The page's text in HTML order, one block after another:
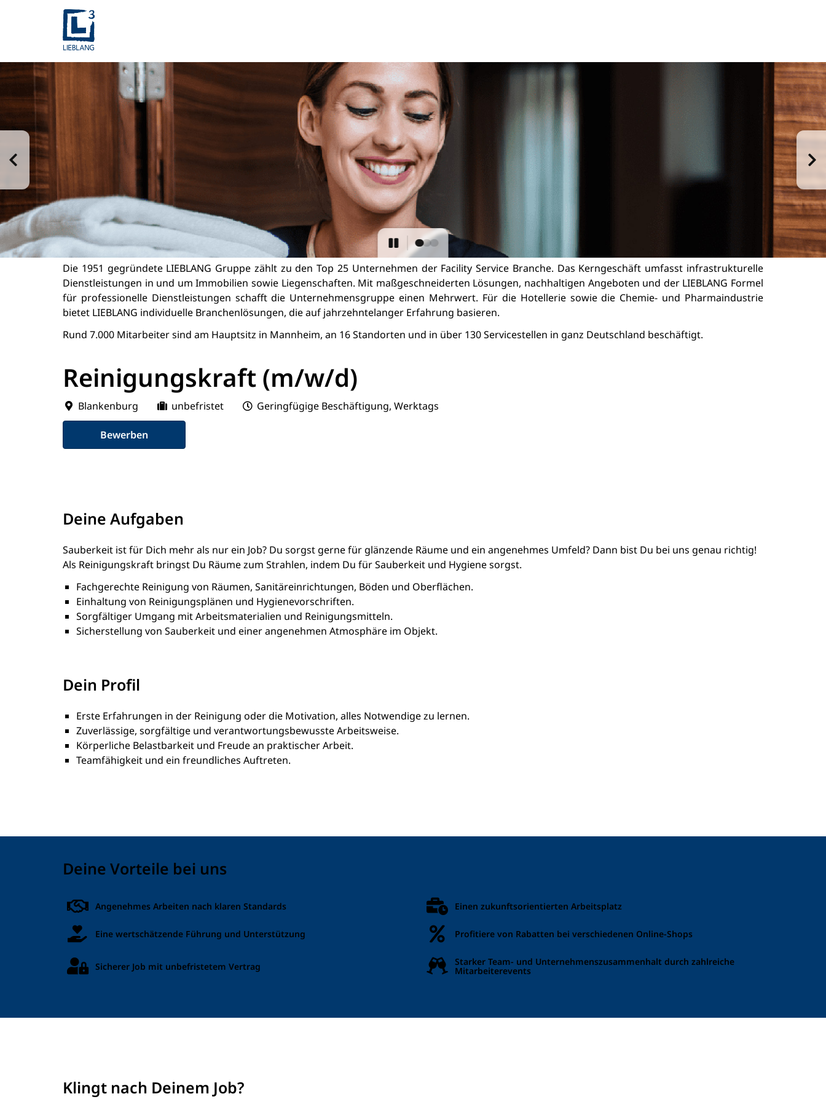
Reinigungskraft (m/w/d)
Blankenburg unbefristet Geringfügige Beschäftigung, Werktags
Bewerben
Die 1951 gegründete LIEBLANG Gruppe zählt zu den Top 25 Unternehmen der Facility Service Branche. Das Kerngeschäft umfasst infrastrukturelle
Dienstleistungen in und um Immobilien sowie Liegenschaften. Mit maßgeschneiderten Lösungen, nachhaltigen Angeboten und der LIEBLANG Formel
für professionelle Dienstleistungen schafft die Unternehmensgruppe einen Mehrwert. Für die Hotellerie sowie die Chemie- und Pharmaindustrie
bietet LIEBLANG individuelle Branchenlösungen, die auf jahrzehntelanger Erfahrung basieren.
Rund 7.000 Mitarbeiter sind am Hauptsitz in Mannheim, an 16 Standorten und in über 130 Servicestellen in ganz Deutschland beschäftigt.
Deine Aufgaben
Sauberkeit ist für Dich mehr als nur ein Job? Du sorgst gerne für glänzende Räume und ein angenehmes Umfeld? Dann bist Du bei uns genau richtig!
Als Reinigungskraft bringst Du Räume zum Strahlen, indem Du für Sauberkeit und Hygiene sorgst.
Fachgerechte Reinigung von Räumen, Sanitäreinrichtungen, Böden und Oberflächen.
Einhaltung von Reinigungsplänen und Hygienevorschriften.
Sorgfältiger Umgang mit Arbeitsmaterialien und Reinigungsmitteln.
Sicherstellung von Sauberkeit und einer angenehmen Atmosphäre im Objekt.
Dein Profil
Erste Erfahrungen in der Reinigung oder die Motivation, alles Notwendige zu lernen.
Zuverlässige, sorgfältige und verantwortungsbewusste Arbeitsweise.
Körperliche Belastbarkeit und Freude an praktischer Arbeit.
Teamfähigkeit und ein freundliches Auftreten.
Deine Vorteile bei uns
Angenehmes Arbeiten nach klaren Standards Einen zukunftsorientierten Arbeitsplatz
Eine wertschätzende Führung und Unterstützung Profitiere von Rabatten bei verschiedenen Online-Shops
Sicherer Job mit unbefristetem Vertrag Starker Team- und Unternehmenszusammenhalt durch zahlreiche
Mitarbeiterevents
Klingt nach Deinem Job?